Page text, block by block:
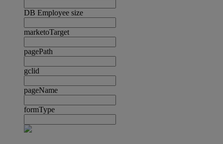
DB Employee size
marketoTarget
pagePath
gclid
pageName
formType